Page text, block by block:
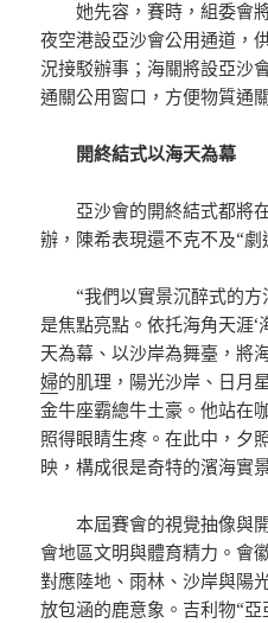
她先容，賽時，組委會
夜空港設亞沙會公用通道，
況接駁辦事；海關將設亞沙
通關公用窗口，方便物質通
開終結式以海天為幕
亞沙會的開終結式都將
辦，陳希表現還不克不及“劇
“我們以實景沉醉式的
是焦點亮點。依托海角天涯‘
天為幕、以沙岸為舞臺，將
婦的肌理，陽光沙岸、日月
金牛座霸總牛土豪。他站在
照得眼睛生疼。在此中，夕
映，構成很是奇特的濱海實
本屆賽會的視覺抽像與
會地區文明與體育精力。會
對應陸地、雨林、沙岸與陽
放包涵的鹿意象。吉利物“